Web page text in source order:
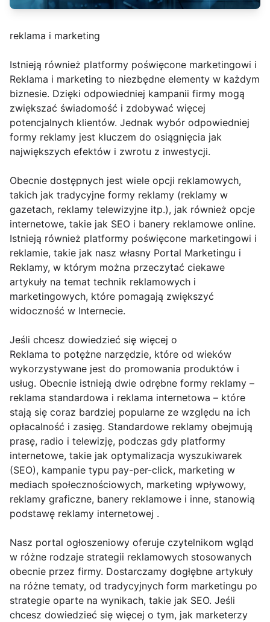
reklama i marketing
Istnieją również platformy poświęcone marketingowi i
Reklama i marketing to niezbędne elementy w każdym
biznesie. Dzięki odpowiedniej kampanii firmy mogą
zwiększać świadomość i zdobywać więcej
potencjalnych klientów. Jednak wybór odpowiedniej
formy reklamy jest kluczem do osiągnięcia jak
największych efektów i zwrotu z inwestycji.
Obecnie dostępnych jest wiele opcji reklamowych,
takich jak tradycyjne formy reklamy (reklamy w
gazetach, reklamy telewizyjne itp.), jak również opcje
internetowe, takie jak SEO i banery reklamowe online.
Istnieją również platformy poświęcone marketingowi i
reklamie, takie jak nasz własny Portal Marketingu i
Reklamy, w którym można przeczytać ciekawe
artykuły na temat technik reklamowych i
marketingowych, które pomagają zwiększyć
widoczność w Internecie.
Jeśli chcesz dowiedzieć się więcej o
Reklama to potężne narzędzie, które od wieków
wykorzystywane jest do promowania produktów i
usług. Obecnie istnieją dwie odrębne formy reklamy –
reklama standardowa i reklama internetowa – które
stają się coraz bardziej popularne ze względu na ich
opłacalność i zasięg. Standardowe reklamy obejmują
prasę, radio i telewizję, podczas gdy platformy
internetowe, takie jak optymalizacja wyszukiwarek
(SEO), kampanie typu pay-per-click, marketing w
mediach społecznościowych, marketing wpływowy,
reklamy graficzne, banery reklamowe i inne, stanowią
podstawę reklamy internetowej .
Nasz portal ogłoszeniowy oferuje czytelnikom wgląd
w różne rodzaje strategii reklamowych stosowanych
obecnie przez firmy. Dostarczamy dogłębne artykuły
na różne tematy, od tradycyjnych form marketingu po
strategie oparte na wynikach, takie jak SEO. Jeśli
chcesz dowiedzieć się więcej o tym, jak marketerzy